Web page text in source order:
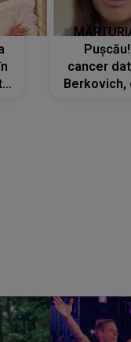
cancer
Berkovich,